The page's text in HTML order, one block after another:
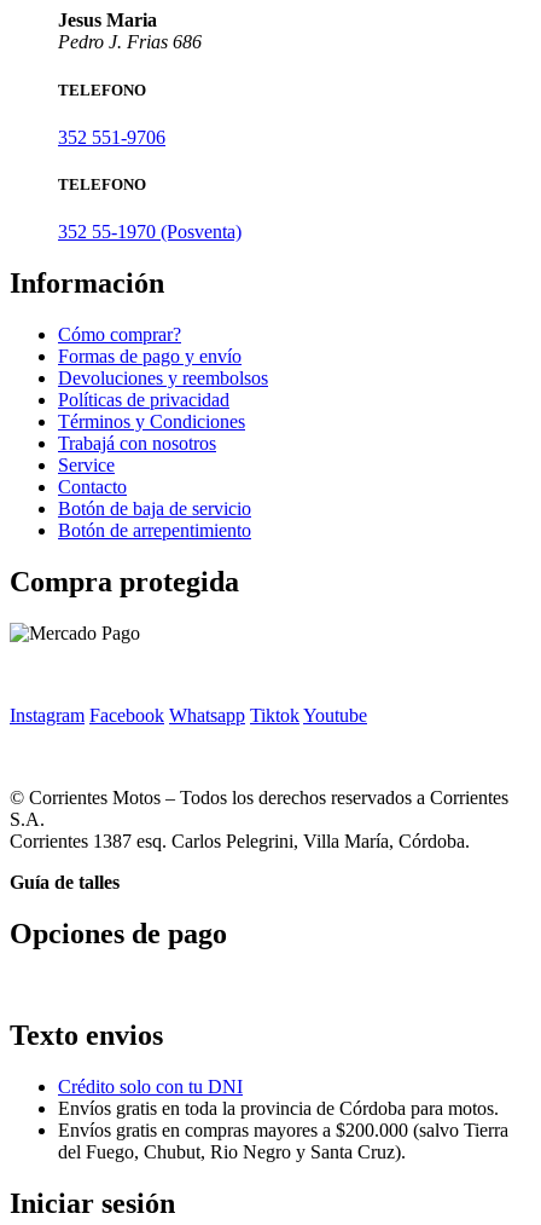
Jesus Maria
Pedro J. Frias 686
TELEFONO
352 551-9706
TELEFONO
352 55-1970 (Posventa)
Información
Cómo comprar?
Formas de pago y envío
Devoluciones y reembolsos
Políticas de privacidad
Términos y Condiciones
Trabajá con nosotros
Service
Contacto
Botón de baja de servicio
Botón de arrepentimiento
Compra protegida
Instagram Facebook Whatsapp TiktokYoutube
© Corrientes Motos – Todos los derechos reservados a Corrientes
S.A.
Corrientes 1387 esq. Carlos Pelegrini, Villa María, Córdoba.
Guía de talles
Opciones de pago
Texto envios
Crédito solo con tu DNI
Envíos gratis en toda la provincia de Córdoba para motos.
Envíos gratis en compras mayores a $200.000 (salvo Tierra
del Fuego, Chubut, Rio Negro y Santa Cruz).
Iniciar sesión